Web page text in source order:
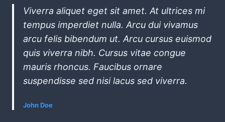
Viverra aliquet eget sit amet. At ultrices mi
tempus imperdiet nulla. Arcu dui vivamus
arcu felis bibendum ut. Arcu cursus euismod
quis viverra nibh. Cursus vitae congue
mauris rhoncus. Faucibus ornare
suspendisse sed nisi lacus sed viverra.
John Doe